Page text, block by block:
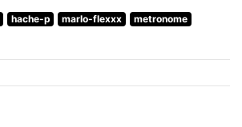
hache-p marlo-flexxx
metronome